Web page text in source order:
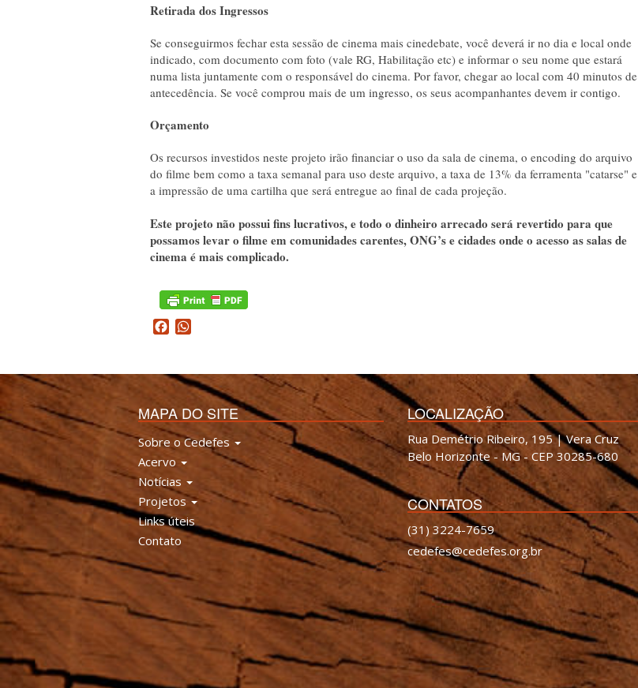
Retirada dos Ingressos
Se conseguirmos fechar esta sessão de cinema mais cinedebate, você deverá ir no dia e local onde
indicado, com documento com foto (vale RG, Habilitação etc) e informar o seu nome que estará
numa lista juntamente com o responsável do cinema. Por favor, chegar ao local com 40 minutos de
antecedência. Se você comprou mais de um ingresso, os seus acompanhantes devem ir contigo.
Orçamento
Os recursos investidos neste projeto irão financiar o uso da sala de cinema, o encoding do arquivo
do filme bem como a taxa semanal para uso deste arquivo, a taxa de 13% da ferramenta "catarse" e
a impressão de uma cartilha que será entregue ao final de cada projeção.
Este projeto não possui fins lucrativos, e todo o dinheiro arrecado será revertido para que
possamos levar o filme em comunidades carentes, ONG’s e cidades onde o acesso as salas de
cinema é mais complicado.
Facebook
MAPA DO SITE
Sobre o Cedefes
Acervo
Notícias
Projetos
Links úteis
Contato
LOCALIZAÇÃO
Rua Demétrio Ribeiro, 195 | Vera Cruz
Belo Horizonte - MG - CEP 30285-680
CONTATOS
(31) 3224-7659
cedefes@cedefes.org.br